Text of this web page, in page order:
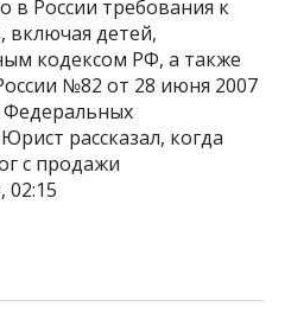
в России требования к
включая детей,
кодексом РФ, а также
№82 от 28 июня 2007
Федеральных
рассказал, когда
с продажи